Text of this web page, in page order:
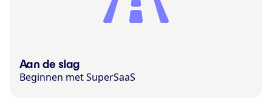
Aan de slag
Beginnen met SuperSaaS